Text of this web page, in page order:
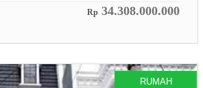
Rp 34.308.000.000
RUMAH